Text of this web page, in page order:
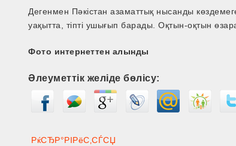
Дегенмен Пәкістан азаматтық нысанды
уақытта, тіпті ушығып барады. Оқтын-оқтын
Фото интернеттен алынды
Әлеуметтік желіде бөлісу:
РќСЂР°РІРёС‚СЃСЏ